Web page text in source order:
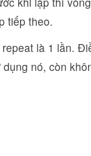
tiếp theo.
là 1 lần.
nó, còn